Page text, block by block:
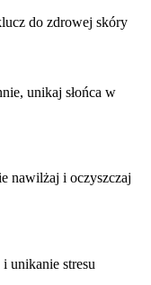
do zdrowej skóry
unikaj słońca w
nawilżaj i oczyszczaj
unikanie stresu